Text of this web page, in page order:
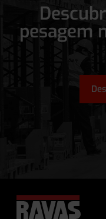
pesagem